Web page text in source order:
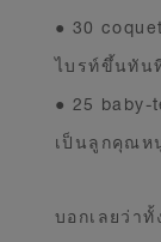
● 30
ไบรท์ขึ้นทัน
● 25 baby-
เป็นลูกคุณห
บอกเลยว่า